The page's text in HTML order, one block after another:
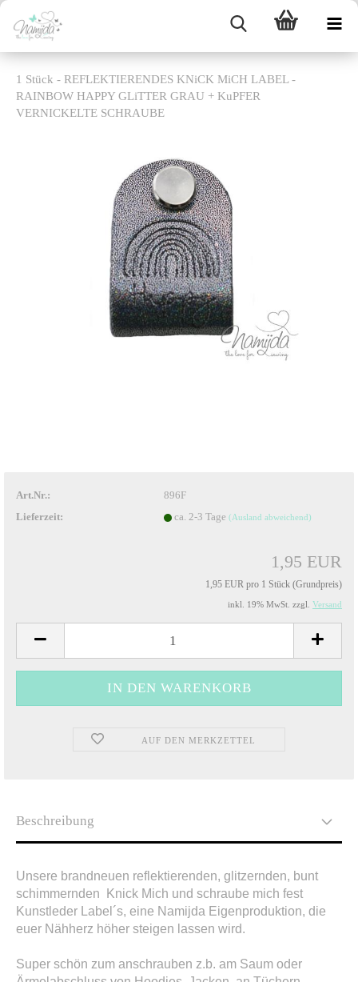
1 Stück - REFLEKTIERENDES KNiCK MiCH LABEL -
RAINBOW HAPPY GLiTTER GRAU + KuPFER
VERNICKELTE SCHRAUBE
Art.Nr.:
896F
Lieferzeit:
ca. 2-3 Tage (Ausland abweichend)
1,95 EUR
1,95 EUR pro 1 Stück (Grundpreis)
inkl. 19% MwSt. zzgl. Versand
AUF DEN MERKZETTEL
Beschreibung
Unsere brandneuen reflektierenden, glitzernden, bunt
schimmernden Knick Mich und schraube mich fest
Kunstleder Label´s, eine Namijda Eigenproduktion, die
euer Nähherz höher steigen lassen wird.
Super schön zum anschrauben z.b. am Saum oder